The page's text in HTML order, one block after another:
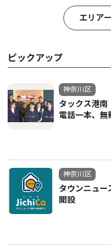
エリア
ピックアップ
神奈川区
タックス港
電話一本、無
神奈川区
タウンニュ
開設